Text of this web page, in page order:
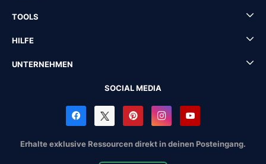
TOOLS
HILFE
UNTERNEHMEN
SOCIAL MEDIA
Erhalte exklusive Ressourcen direkt in deinen Posteingang.